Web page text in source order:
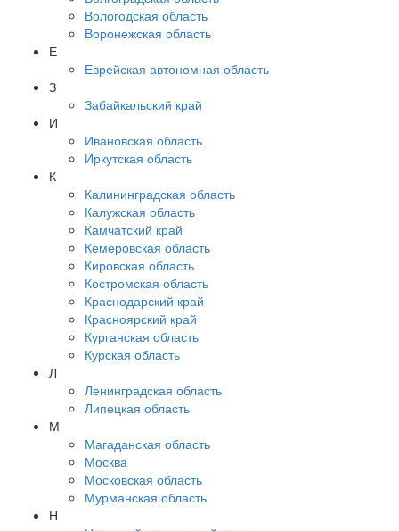
Вологодская область
Воронежская область
Е
Еврейская автономная область
З
Забайкальский край
И
Ивановская область
Иркутская область
К
Калининградская область
Калужская область
Камчатский край
Кемеровская область
Кировская область
Костромская область
Краснодарский край
Красноярский край
Курганская область
Курская область
Л
Ленинградская область
Липецкая область
М
Магаданская область
Москва
Московская область
Мурманская область
Н